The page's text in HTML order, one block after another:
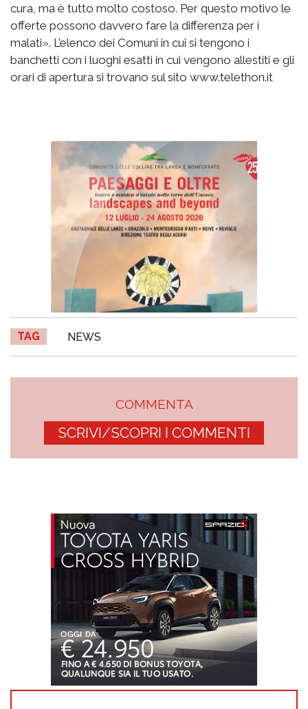
cura, ma è tutto molto costoso. Per questo motivo le
offerte possono davvero fare la differenza per i
malati». L’elenco dei Comuni in cui si tengono i
banchetti con i luoghi esatti in cui vengono allestiti e gli
orari di apertura si trovano sul sito www.telethon.it
TAG NEWS
COMMENTA
SCRIVI/SCOPRI I COMMENTI